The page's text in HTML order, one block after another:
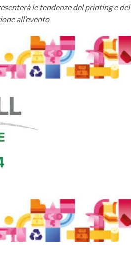
le tendenze del printing e del
all’evento